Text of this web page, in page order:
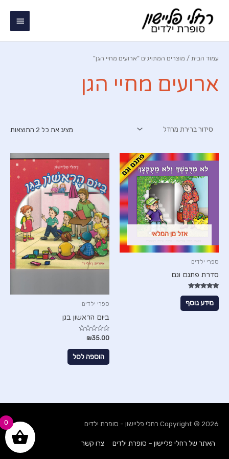
תפריט
עמוד הבית / מוצרים המתויגים “ארועים מחיי הגן”
ארועים מחיי הגן
מציג את כל 2 התוצאות
אזל מן המלאי
ספרי ילדים
סדרת פתגם וגם
דורג
5.00
מתוך 5
מידע נוסף ספרי ילדים
ביום הראשון בגן
דורג
מתוך
₪35.00
הוספה לסל
Copyright © 2026 רחלי פליישון - סופרת ילדים
האתר של רחלי פליישון – סופרת ילדים צרו קשר
0